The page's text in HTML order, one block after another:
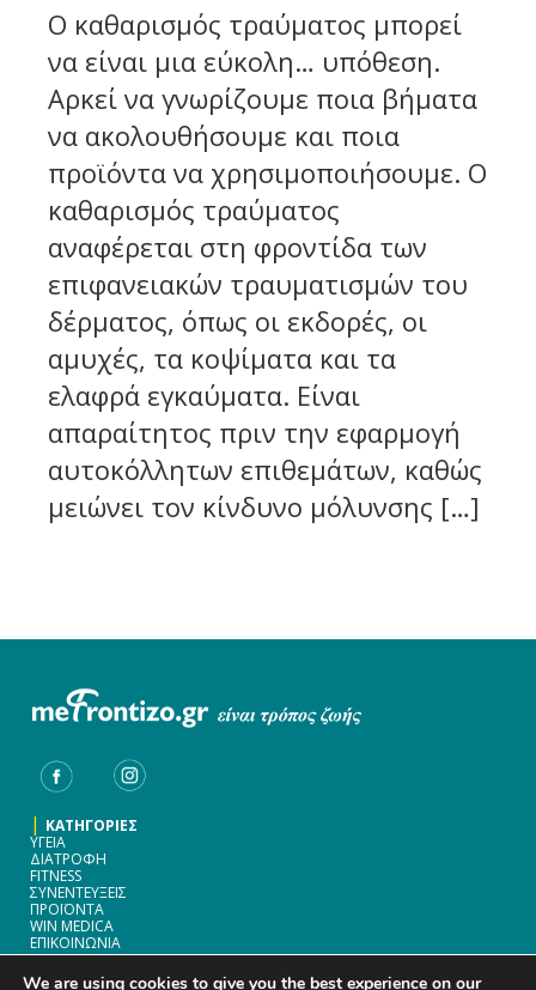
Ο καθαρισμός τραύματος μπορεί
να είναι μια εύκολη… υπόθεση.
Αρκεί να γνωρίζουμε ποια βήματα
να ακολουθήσουμε και ποια
προϊόντα να χρησιμοποιήσουμε. Ο
καθαρισμός τραύματος
αναφέρεται στη φροντίδα των
επιφανειακών τραυματισμών του
δέρματος, όπως οι εκδορές, οι
αμυχές, τα κοψίματα και τα
ελαφρά εγκαύματα. Είναι
απαραίτητος πριν την εφαρμογή
αυτοκόλλητων επιθεμάτων, καθώς
μειώνει τον κίνδυνο μόλυνσης […]
| ΚΑΤΗΓΟΡΙΕΣ
ΥΓΕΙΑ
ΔΙΑΤΡΟΦΗ
FITNESS
ΣΥΝΕΝΤΕΥΞΕΙΣ
ΠΡΟΪΟΝΤΑ
WIN MEDICA
ΕΠΙΚΟΙΝΩΝΙΑ
We are using cookies to give you the best experience on our